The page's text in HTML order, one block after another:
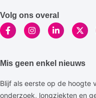
Volg ons overal
Mis geen enkel nieuws
Blijf als eerste op de hoogte
onderzoek, longziekten en